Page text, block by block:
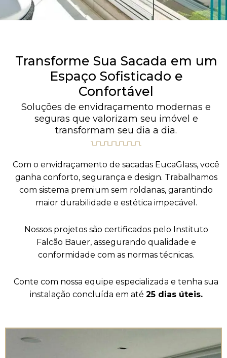
Transforme Sua Sacada em um
Espaço Sofisticado e
Confortável
Soluções de envidraçamento modernas e
seguras que valorizam seu imóvel e
transformam seu dia a dia.
Com o envidraçamento de sacadas EucaGlass, você
ganha conforto, segurança e design. Trabalhamos
com sistema premium sem roldanas, garantindo
maior durabilidade e estética impecável.
Nossos projetos são certificados pelo Instituto
Falcão Bauer, assegurando qualidade e
conformidade com as normas técnicas.
Conte com nossa equipe especializada e tenha sua
instalação concluída em até 25 dias úteis.